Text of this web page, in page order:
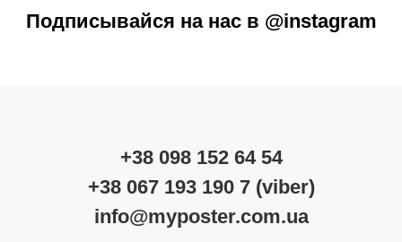
Подписывайся на нас в @instagram
+38 098 152 64 54
+38 067 193 190 7 (viber)
info@myposter.com.ua